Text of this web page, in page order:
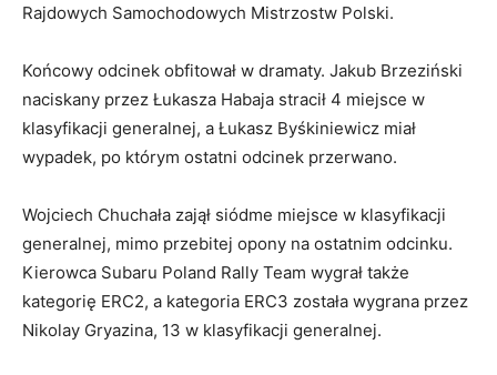
Rajdowych Samochodowych Mistrzostw Polski.
Końcowy odcinek obfitował w dramaty. Jakub Brzeziński
naciskany przez Łukasza Habaja stracił 4 miejsce w
klasyfikacji generalnej, a Łukasz Byśkiniewicz miał
wypadek, po którym ostatni odcinek przerwano.
Wojciech Chuchała zajął siódme miejsce w klasyfikacji
generalnej, mimo przebitej opony na ostatnim odcinku.
Kierowca Subaru Poland Rally Team wygrał także
kategorię ERC2, a kategoria ERC3 została wygrana przez
Nikolay Gryazina, 13 w klasyfikacji generalnej.